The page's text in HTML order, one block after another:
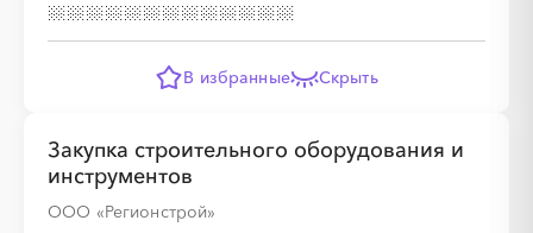
В избранные Скрыть
Закупка строительного оборудования и
инструментов
ООО «Регионстрой»